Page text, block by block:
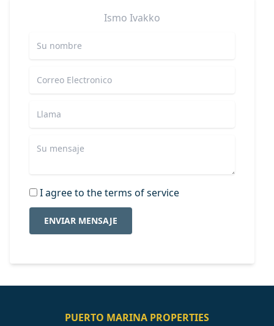
Ismo Ivakko
I agree to the terms of service
ENVIAR MENSAJE
PUERTO MARINA PROPERTIES